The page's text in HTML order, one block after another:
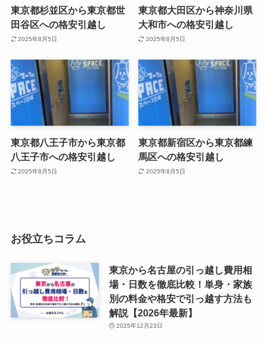
東京都杉並区から東京都世
田谷区への格安引越し
2025年8月5日
東京都大田区から神奈川県
大和市への格安引越し
2025年8月5日
東京都八王子市から東京都
八王子市への格安引越し
2025年8月5日
東京都新宿区から東京都練
馬区への格安引越し
2025年8月5日
お役立ちコラム
東京から名古屋の引っ越し費用相
場・日数を徹底比較！単身・家族
別の料金や格安で引っ越す方法も
解説【2026年最新】
2025年12月23日